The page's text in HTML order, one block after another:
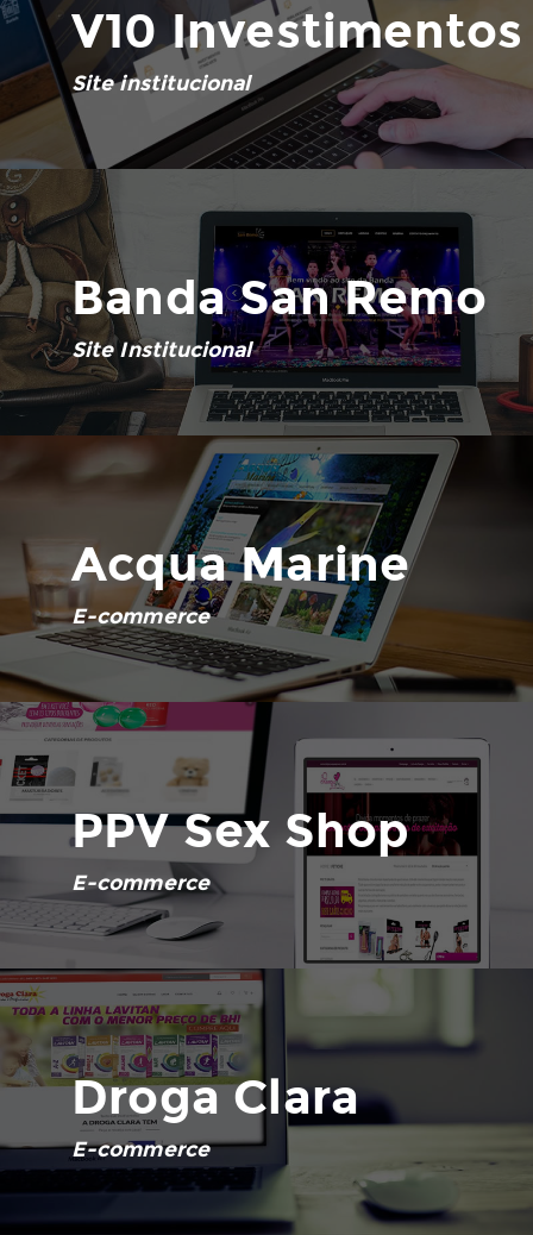
V10 Investimentos
Site institucional
Banda San Remo
Site Institucional
Acqua Marine
E-commerce
PPV Sex Shop
E-commerce
Droga Clara
E-commerce